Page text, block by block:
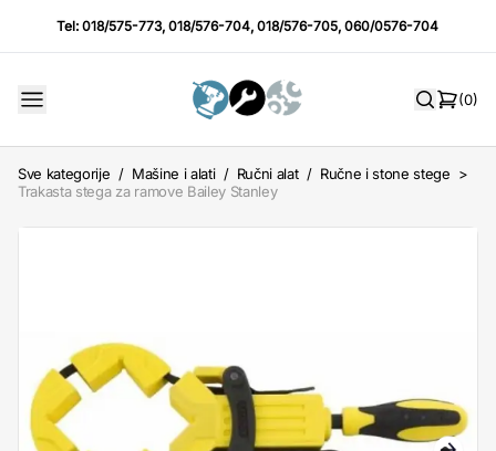
Tel:018/575-773,018/576-704,018/576-705,060/0576-704
(0)
Sve kategorije / Mašine i alati / Ručni alat / Ručne i stone stege >
Trakasta stega za ramove Bailey Stanley